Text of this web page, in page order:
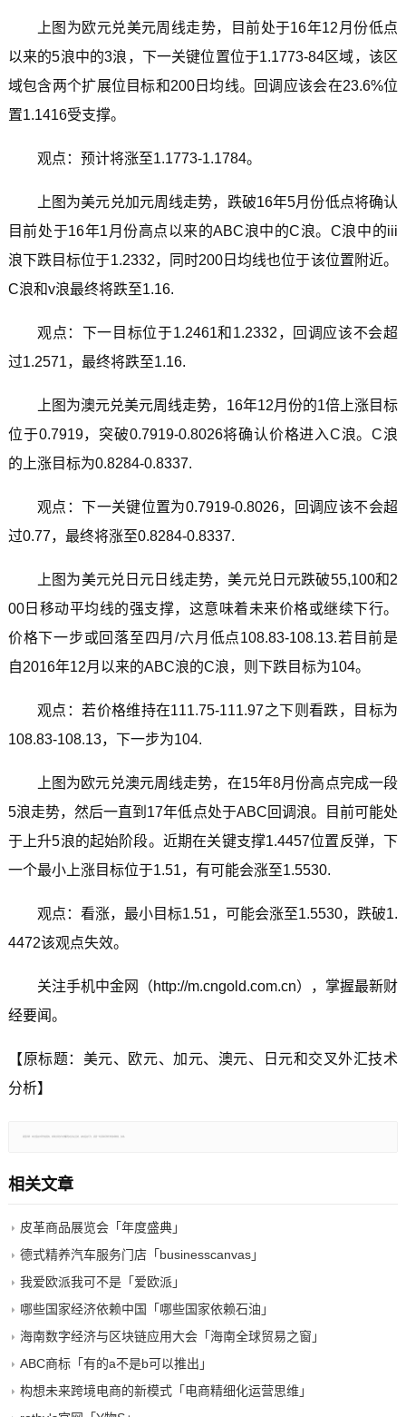
上图为欧元兑美元周线走势，目前处于16年12月份低点
以来的5浪中的3浪，下一关键位置位于1.1773-84区域，该区
域包含两个扩展位目标和200日均线。回调应该会在23.6%位
置1.1416受支撑。
观点：预计将涨至1.1773-1.1784。
上图为美元兑加元周线走势，跌破16年5月份低点将确认
目前处于16年1月份高点以来的ABC浪中的C浪。C浪中的iii
浪下跌目标位于1.2332，同时200日均线也位于该位置附近。
C浪和v浪最终将跌至1.16.
观点：下一目标位于1.2461和1.2332，回调应该不会超
过1.2571，最终将跌至1.16.
上图为澳元兑美元周线走势，16年12月份的1倍上涨目标
位于0.7919，突破0.7919-0.8026将确认价格进入C浪。C浪
的上涨目标为0.8284-0.8337.
观点：下一关键位置为0.7919-0.8026，回调应该不会超
过0.77，最终将涨至0.8284-0.8337.
上图为美元兑日元日线走势，美元兑日元跌破55,100和2
00日移动平均线的强支撑，这意味着未来价格或继续下行。
价格下一步或回落至四月/六月低点108.83-108.13.若目前是
自2016年12月以来的ABC浪的C浪，则下跌目标为104。
观点：若价格维持在111.75-111.97之下则看跌，目标为
108.83-108.13，下一步为104.
上图为欧元兑澳元周线走势，在15年8月份高点完成一段
5浪走势，然后一直到17年低点处于ABC回调浪。目前可能处
于上升5浪的起始阶段。近期在关键支撑1.4457位置反弹，下
一个最小上涨目标位于1.51，有可能会涨至1.5530.
观点：看涨，最小目标1.51，可能会涨至1.5530，跌破1.
4472该观点失效。
关注手机中金网（http://m.cngold.com.cn），掌握最新财
经要闻。
【原标题：美元、欧元、加元、澳元、日元和交叉外汇技术
分析】
相关文章
皮革商品展览会「年度盛典」
德式精养汽车服务门店「businesscanvas」
我爱欧派我可不是「爱欧派」
哪些国家经济依赖中国「哪些国家依赖石油」
海南数字经济与区块链应用大会「海南全球贸易之窗」
ABC商标「有的a不是b可以推出」
构想未来跨境电商的新模式「电商精细化运营思维」